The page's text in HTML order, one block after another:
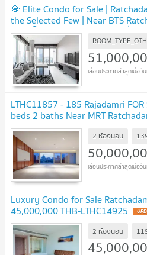
💎 Elite Condo for Sale |
the Selected Few | Near BTS
| คอนโดหรู ราชดำริ สำหรับคนที่เลือ
ราชดำริ &#8211; LTHC14923
LTHC11857 - 185 Rajadamri
beds 2 baths Near MRT
MB UPDATE !
2 ห้องนอน
Luxury Condo for Sale
45,000,000 THB-LTHC14925
2 ห้องนอน